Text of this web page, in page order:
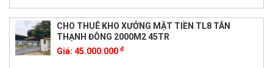
CHO THUÊ KHO XƯỞNG MẶT TIỀN TL8 TÂN
THẠNH ĐÔNG 2000M2 45TR
Giá: 45.000.000 đ